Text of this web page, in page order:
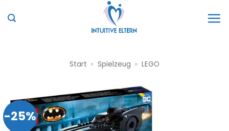
Inhalt
Start » Spielzeug » LEGO
-25%